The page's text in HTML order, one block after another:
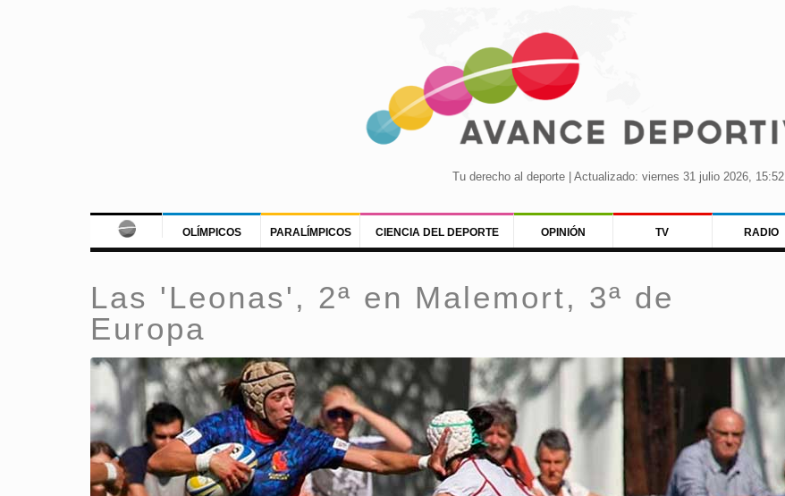
Tu derecho al deporte | Actualizado: viernes 31 julio 2026, 15:52
OLÍMPICOS PARALÍMPICOS CIENCIA DEL DEPORTE OPINIÓN TV RADIO
Las 'Leonas', 2ª en Malemort, 3ª de
Europa